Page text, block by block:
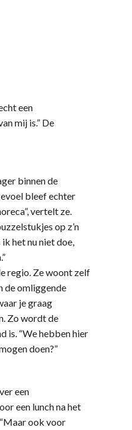
een
mij is.” De
binnen de
bleef echter
vertelt ze.
op z’n
het nu niet doe,
regio. Ze woont zelf
de omliggende
je graag
Zo wordt de
is. “We hebben hier
doen?”
een
een lunch na het
ook voor